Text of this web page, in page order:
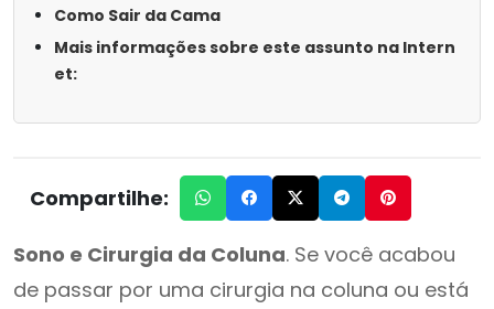
Como Sair da Cama
Mais informações sobre este assunto na Intern
et:
Compartilhe:
Sono e Cirurgia da Coluna. Se você acabou
de passar por uma cirurgia na coluna ou está